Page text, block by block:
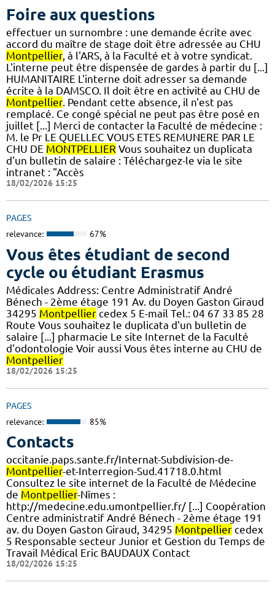
Foire aux questions
effectuer un surnombre : une demande écrite avec
accord du maître de stage doit être adressée au CHU
Montpellier, à l'ARS, à la Faculté et à votre syndicat.
L'interne peut être dispensée de gardes à partir du [...]
HUMANITAIRE L'interne doit adresser sa demande
écrite à la DAMSCO. Il doit être en activité au CHU de
Montpellier. Pendant cette absence, il n'est pas
remplacé. Ce congé spécial ne peut pas être posé en
juillet [...] Merci de contacter la Faculté de médecine :
M. le Pr LE QUELLEC VOUS ETES REMUNERE PAR LE
CHU DE MONTPELLIER Vous souhaitez un duplicata
d'un bulletin de salaire : Téléchargez-le via le site
intranet : "Accès
18/02/2026 15:25
PAGES
relevance: 67%
Vous êtes étudiant de second
cycle ou étudiant Erasmus
Médicales Address: Centre Administratif André
Bénech - 2ème étage 191 Av. du Doyen Gaston Giraud
34295 Montpellier cedex 5 E-mail Tel.: 04 67 33 85 28
Route Vous souhaitez le duplicata d'un bulletin de
salaire [...] pharmacie Le site Internet de la Faculté
d'odontologie Voir aussi Vous êtes interne au CHU de
Montpellier
18/02/2026 15:25
PAGES
relevance: 85%
Contacts
occitanie.paps.sante.fr/Internat-Subdivision-de-
Montpellier-et-Interregion-Sud.41718.0.html
Consultez le site internet de la Faculté de Médecine
de Montpellier-Nîmes :
http://medecine.edu.umontpellier.fr/ [...] Coopération
Centre administratif André Bénech - 2ème étage 191
av. du Doyen Gaston Giraud, 34295 Montpellier cedex
5 Responsable secteur Junior et Gestion du Temps de
Travail Médical Eric BAUDAUX Contact
18/02/2026 15:25